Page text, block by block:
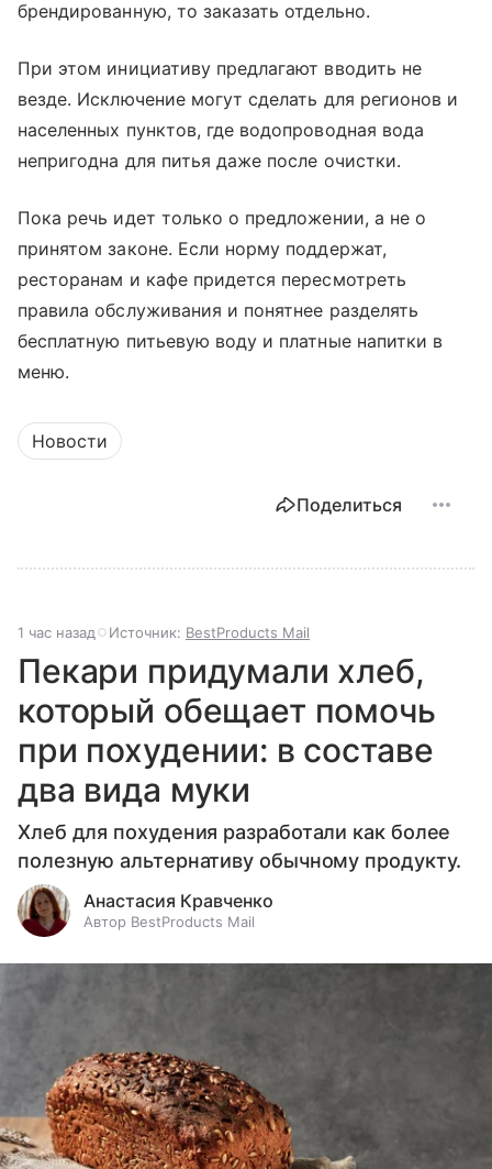
брендированную, то заказать отдельно.
При этом инициативу предлагают вводить не
везде. Исключение могут сделать для регионов и
населенных пунктов, где водопроводная вода
непригодна для питья даже после очистки.
Пока речь идет только о предложении, а не о
принятом законе. Если норму поддержат,
ресторанам и кафе придется пересмотреть
правила обслуживания и понятнее разделять
бесплатную питьевую воду и платные напитки в
меню.
Новости
Поделиться
1 час назад Источник: BestProducts Mail
Пекари придумали хлеб,
который обещает помочь
при похудении: в составе
два вида муки
Хлеб для похудения разработали как более
полезную альтернативу обычному продукту.
Анастасия Кравченко
Автор BestProducts Mail